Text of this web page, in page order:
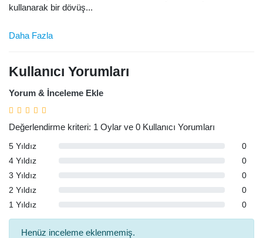
kullanarak bir dövüş...
Daha Fazla
Kullanıcı Yorumları
Yorum & İnceleme Ekle
Değerlendirme kriteri: 1 Oylar ve 0 Kullanıcı Yorumları
5 Yıldız
0
4 Yıldız
0
3 Yıldız
0
2 Yıldız
0
1 Yıldız
0
Henüz inceleme eklenmemiş.